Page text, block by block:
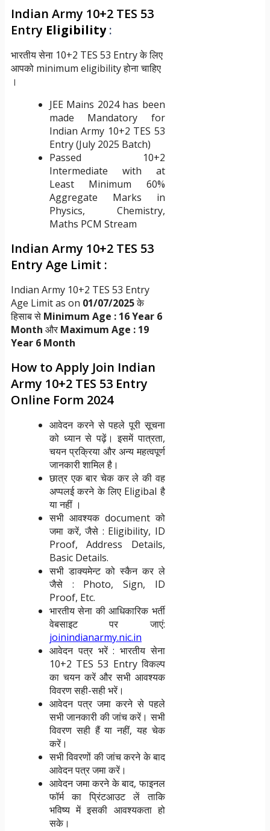
Indian Army 10+2 TES 53
Entry Eligibility :
भारतीय सेना 10+2 TES 53 Entry के लिए
आपको minimum eligibility होना चाहिए
।
JEE Mains 2024 has been
made Mandatory for
Indian Army 10+2 TES 53
Entry (July 2025 Batch)
Passed 10+2
Intermediate with at
Least Minimum 60%
Aggregate Marks in
Physics, Chemistry,
Maths PCM Stream
Indian Army 10+2 TES 53
Entry Age Limit :
Indian Army 10+2 TES 53 Entry
Age Limit as on 01/07/2025के
हिसाब से Minimum Age : 16 Year 6
Month और Maximum Age : 19
Year 6 Month
How to Apply Join Indian
Army 10+2 TES 53 Entry
Online Form 2024
आवेदन करने से पहले पूरी सूचना
को ध्यान से पढ़ें। इसमें पात्रता,
चयन प्रक्रिया और अन्य महत्वपूर्ण
जानकारी शामिल है।
छात्र एक बार चेक कर ले की वह
अप्पलई करने के लिए Eligibal है
या नहीं ।
सभी आवश्यक document को
जमा करें, जैसे : Eligibility, ID
Proof, Address Details,
Basic Details.
सभी डाक्यमेन्ट को स्कैन कर ले
जैसे : Photo, Sign, ID
Proof, Etc.
भारतीय सेना की आधिकारिक भर्ती
वेबसाइट पर जाएं:
joinindianarmy.nic.in
आवेदन पत्र भरें : भारतीय सेना
10+2 TES 53 Entry विकल्प
का चयन करें और सभी आवश्यक
विवरण सही-सही भरें।
आवेदन पत्र जमा करने से पहले
सभी जानकारी की जांच करें। सभी
विवरण सही हैं या नहीं, यह चेक
करें।
सभी विवरणों की जांच करने के बाद
आवेदन पत्र जमा करें।
आवेदन जमा करने के बाद, फाइनल
फॉर्म का प्रिंटआउट लें ताकि
भविष्य में इसकी आवश्यकता हो
सके।